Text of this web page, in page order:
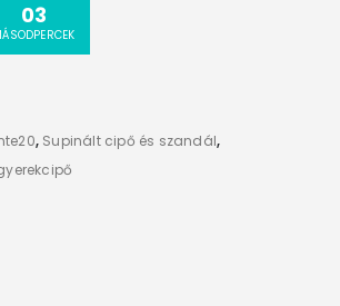
02
, Supinált cipő és szandál,